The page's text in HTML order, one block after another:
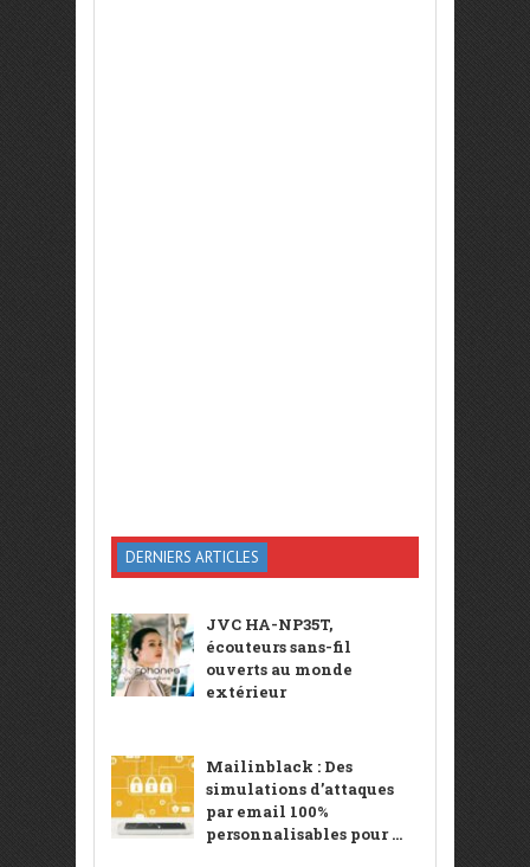
DERNIERS ARTICLES
JVC HA-NP35T,
écouteurs sans-fil
ouverts au monde
extérieur
Mailinblack : Des
simulations d’attaques
par email 100%
personnalisables pour ...